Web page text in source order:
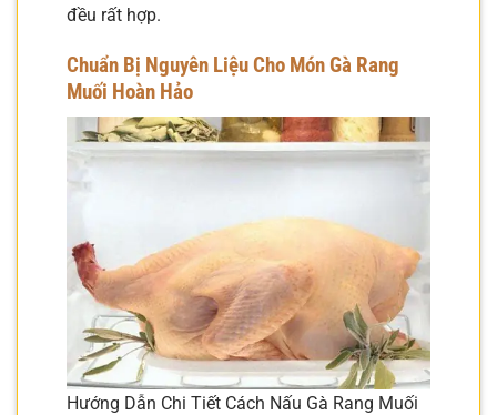
đều rất hợp.
Chuẩn Bị Nguyên Liệu Cho Món Gà Rang
Muối Hoàn Hảo
Hướng Dẫn Chi Tiết Cách Nấu Gà Rang Muối